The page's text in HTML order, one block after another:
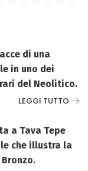
di una
in uno dei
del Neolitico.
LEGGI TUTTO
a Tava Tepe
che illustra la